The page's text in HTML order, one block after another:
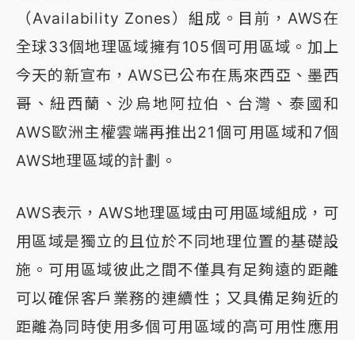
（Availability Zones）組成。目前，AWS在
全球33個地理區域擁有105個可用區域。加上
今天的新宣布，AWS已公布在馬來西亞、墨西
哥、紐西蘭、沙烏地阿拉伯、台灣、泰國和
AWS歐洲主權雲端再推出21個可用區域和7個
AWS地理區域的計劃。
AWS表示，AWS地理區域由可用區域組成，可
用區域是獨立的且位於不同地理位置的基礎設
施。可用區域彼此之間不僅具有足夠遠的距離
可以確保客戶業務的連續性；又具備足夠近的
距離為同時使用多個可用區域的高可用性應用